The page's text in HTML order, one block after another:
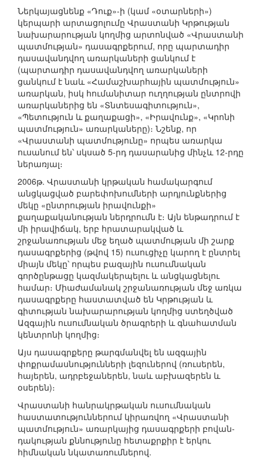
Ներկայացնենք «Դուք»-ի (կամ «օտարների»)
կերպարի արտացոլումը Վրաստանի Կրթության
նախարարության կողմից արտոնված «Վրաստանի
պատմության» դասագրքերում, որը պարտադիր
դասավանդվող առարկաների ցանկում է
(պարտադիր դասավանդվող առարկաների
ցանկում է նաև «Համաշխարհային պատմություն»
առարկան, իսկ հումանիտար ուղղության ընտրովի
առարկաներից են «Տնտեսագիտություն»,
«Պետություն և քաղաքացի», «Իրավունք», «Կրոնի
պատմություն» առարկաները)։ Նշենք, որ
«Վրաստանի պատմությունը» որպես առարկա
ուսանում են՝ սկսած 5-րդ դասարանից մինչև 12-րդը
ներառյալ։
2006թ. Վրաստանի կրթական համակարգում
անցկացված բարեփոխումների արդյունքներից
մեկը «ընտրության իրավունքի»
քաղաքականության ներդրումն է։ Այն ենթադրում է
մի իրավիճակ, երբ հրատարակված և
շրջանառության մեջ եղած պատմության մի շարք
դասագրքերից (թվով 15) ուսուցիչը կարող է ընտրել
միայն մեկը՝ որպես բազային ուսումնական
գործընթացը կազմակերպելու և անցկացնելու
համար։ Միաժամանակ շրջանառության մեջ առկա
դասագրքերը հաստատված են Կրթության և
գիտության նախարարության կողմից ստեղծված
Ազգային ուսումնական ծրագրերի և գնահատման
կենտրոնի կողմից։
Այս դասագրքերը թարգմանվել են ազգային
փոքրամասնությունների լեզուներով (ռուսերեն,
հայերեն, ադրբեջաներեն, նաև աբխազերեն և
օսերեն)։
Վրաստանի հանրակրթական ուսումնական
հաստատություններում կիրառվող «Վրաստանի
պատմություն» առարկայից դասագրքերի բովան-
դակության քննությունը հետաքրքիր է երկու
հիմնական նկատառումներով.